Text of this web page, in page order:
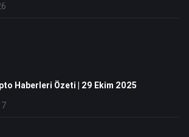
Haberleri Özeti | 29 Ekim 2025